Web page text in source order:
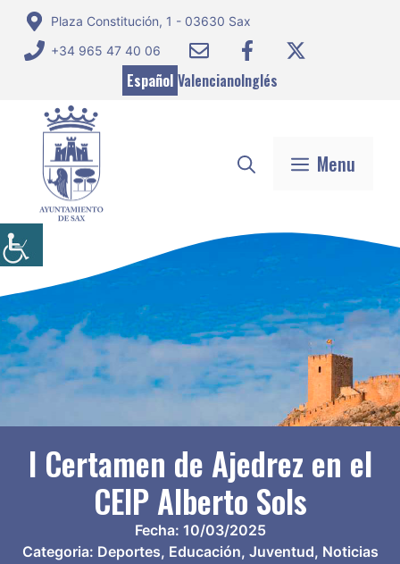
Saltar
contenido
Plaza Constitución, 1 - 03630 Sax
+34 965 47 40 06
Español ValencianoInglés
Menu
I Certamen de Ajedrez en el
CEIP Alberto Sols
Fecha: 10/03/2025
Categoria: Deportes, Educación, Juventud, Noticias